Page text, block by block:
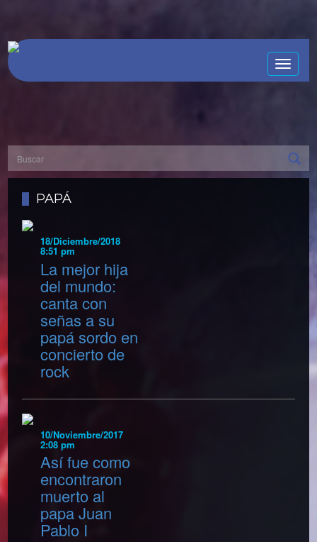
Toggle
PAPÁ
18/Diciembre/2018
8:51 pm
La mejor hija
del mundo:
canta con
señas a su
papá sordo en
concierto de
rock
10/Noviembre/2017
2:08 pm
Así fue como
encontraron
muerto al
papa Juan
Pablo I